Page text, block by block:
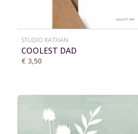
STUDIO KATHAN
COOLEST DAD
€ 3,50